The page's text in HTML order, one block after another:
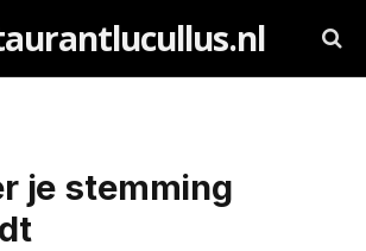
je stemming